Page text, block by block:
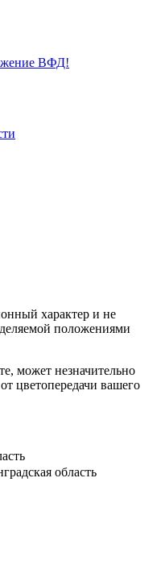
ВФД!
характер и не
положениями
может незначительно
цветопередачи вашего
область